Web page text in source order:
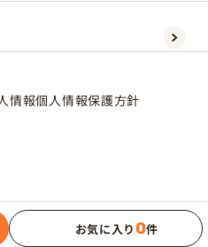
お気に入り 0件
情報個人情報保護方針